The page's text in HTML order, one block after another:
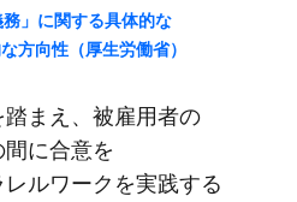
」に​関する​具体的な​
方​向性​（厚生労働省）
まえ、​被雇用者の​
に​合意を​
ルワークを​実践する​